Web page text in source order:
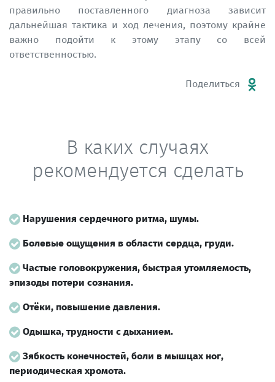
правильно поставленного диагноза зависит
дальнейшая тактика и ход лечения, поэтому крайне
важно подойти к этому этапу со всей
ответственностью.
Поделиться
В каких случаях
рекомендуется сделать
Нарушения сердечного ритма, шумы.
Болевые ощущения в области сердца, груди.
Частые головокружения, быстрая утомляемость,
эпизоды потери сознания.
Отёки, повышение давления.
Одышка, трудности с дыханием.
Зябкость конечностей, боли в мышцах ног,
периодическая хромота.